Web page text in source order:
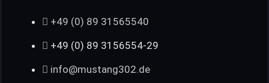
+49 (0) 89 31565540
+49 (0) 89 3156554-29
info@mustang302.de